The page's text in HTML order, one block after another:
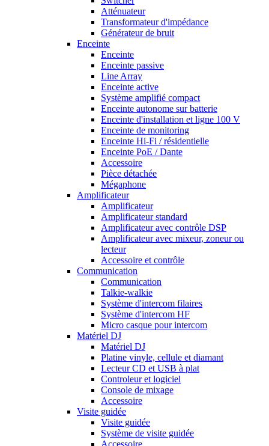
Atténuateur
Transformateur d'impédance
Générateur de bruit
Enceinte
Enceinte
Enceinte passive
Line Array
Enceinte active
Système amplifié compact
Enceinte autonome sur batterie
Enceinte d'installation et ligne 100 V
Enceinte de monitoring
Enceinte Hi-Fi / résidentielle
Enceinte PoE / Dante
Accessoire
Pièce détachée
Mégaphone
Amplificateur
Amplificateur
Amplificateur standard
Amplificateur avec contrôle DSP
Amplificateur avec mixeur, zoneur ou
lecteur
Accessoire et contrôle
Communication
Communication
Talkie-walkie
Système d'intercom filaires
Système d'intercom HF
Micro casque pour intercom
Matériel DJ
Matériel DJ
Platine vinyle, cellule et diamant
Lecteur CD et USB à plat
Controleur et logiciel
Console de mixage
Accessoire
Visite guidée
Visite guidée
Système de visite guidée
Accessoire